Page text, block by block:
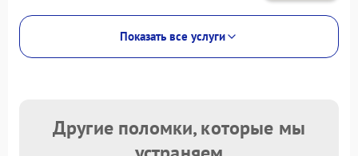
Показать все услуги
Другие поломки, которые мы